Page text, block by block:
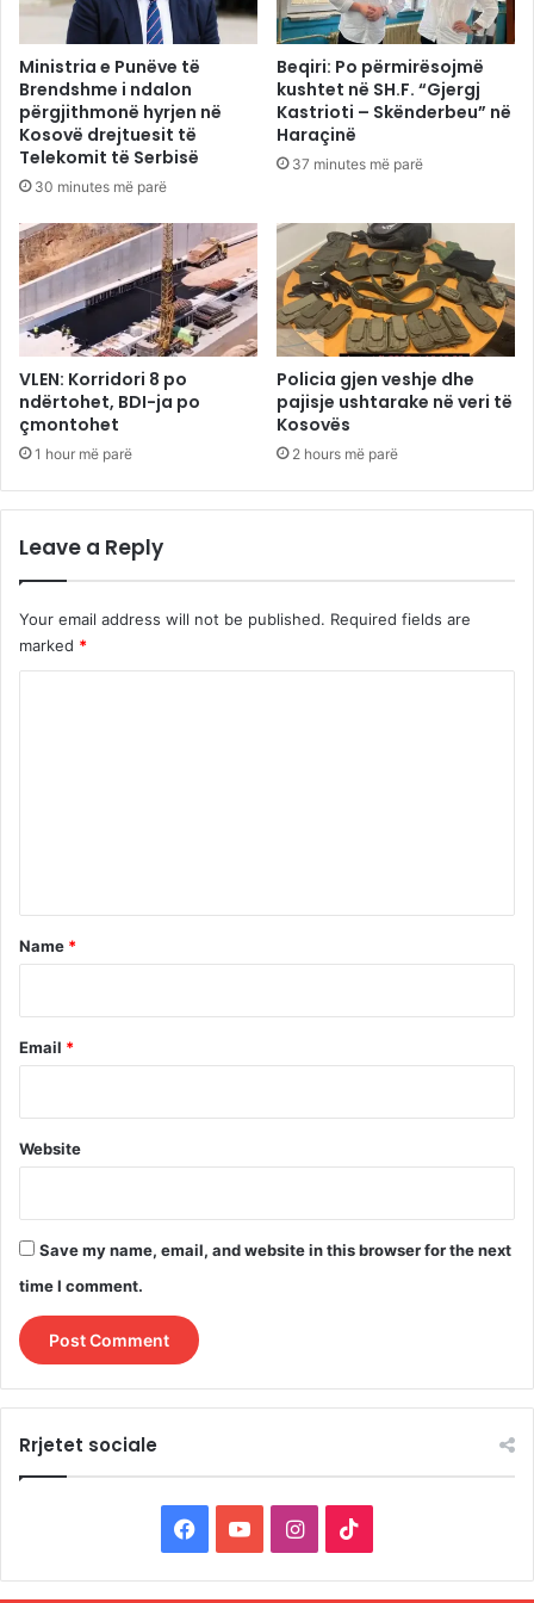
Ministria e Punëve të
Brendshme i ndalon
përgjithmonë hyrjen në
Kosovë drejtuesit të
Telekomit të Serbisë
30 minutes më parë
Beqiri: Po përmirësojmë
kushtet në SH.F. “Gjergj
Kastrioti – Skënderbeu” në
Haraçinë
37 minutes më parë
VLEN: Korridori 8 po
ndërtohet, BDI-ja po
çmontohet
1 hour më parë
Policia gjen veshje dhe
pajisje ushtarake në veri të
Kosovës
2 hours më parë
Leave a Reply
Your email address will not be published. Required fields are
marked *
*
Name *
Email *
Website
Save my name, email, and website in this browser for the next
time I comment.
Rrjetet sociale
a
o
I
n
i